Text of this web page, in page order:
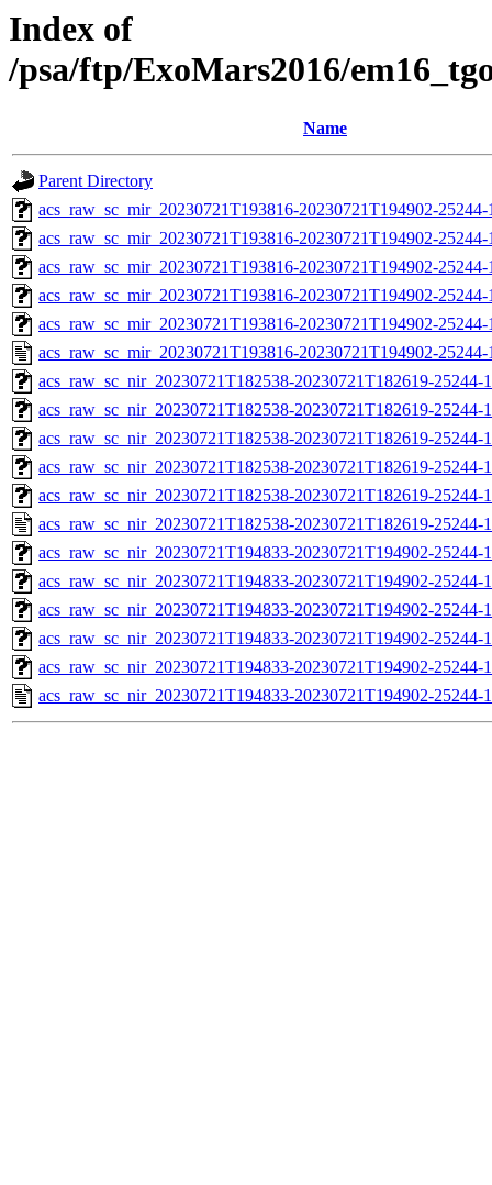
Index of
/psa/ftp/ExoMars2016/
Name
Parent Directory
acs_raw_sc_mir_20230721T193816-20230721T194902-
acs_raw_sc_mir_20230721T193816-20230721T194902-
acs_raw_sc_mir_20230721T193816-20230721T194902-
acs_raw_sc_mir_20230721T193816-20230721T194902-
acs_raw_sc_mir_20230721T193816-20230721T194902-
acs_raw_sc_mir_20230721T193816-20230721T194902-
acs_raw_sc_nir_20230721T182538-20230721T182619-
acs_raw_sc_nir_20230721T182538-20230721T182619-25244-
acs_raw_sc_nir_20230721T182538-20230721T182619-25244-
acs_raw_sc_nir_20230721T182538-20230721T182619-25244-
acs_raw_sc_nir_20230721T182538-20230721T182619-25244-
acs_raw_sc_nir_20230721T182538-20230721T182619-25244-
acs_raw_sc_nir_20230721T194833-20230721T194902-
acs_raw_sc_nir_20230721T194833-20230721T194902-25244-
acs_raw_sc_nir_20230721T194833-20230721T194902-25244-
acs_raw_sc_nir_20230721T194833-20230721T194902-25244-
acs_raw_sc_nir_20230721T194833-20230721T194902-25244-
acs_raw_sc_nir_20230721T194833-20230721T194902-25244-